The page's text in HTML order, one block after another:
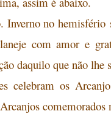
Inverno no hemisfério
com amor e
daquilo que não lhe
celebram os
comemorados